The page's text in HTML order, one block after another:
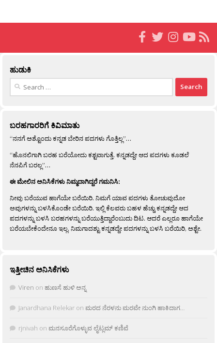
ಹುಡುಕಿ
Search
ಬರಹಗಾರರಿಗೆ ಕಿವಿಮಾತು
“ನನಗೆ ಅಶ್ಟೊಂದು ಕನ್ನಡ ಬೇರಿನ ಪದಗಳು ಗೊತ್ತಿಲ್ಲ”…
“ಹೊನಲಿಗಾಗಿ ಬರಹ ಬರೆಯೋದು ಕಶ್ಟವಾಗುತ್ತೆ. ಕನ್ನಡದ್ದೇ ಆದ ಪದಗಳು ಕೂಡಲೆ
ನೆನಪಿಗೆ ಬರಲ್ಲ”…
ಈ ಮೇಲಿನ ಅನಿಸಿಕೆಗಳು ನಿಮ್ಮದಾಗಿದ್ದರೆ ಗಮನಿಸಿ:
ನೀವು ಬರೆಯುವ ಹಾಗೆಯೇ ಬರೆಯಿರಿ. ನಿಮಗೆ ಯಾವ ಪದಗಳು ತೋಚುವುದೋ
ಅವುಗಳನ್ನು ಬಳಸಿಕೊಂಡೇ ಬರೆಯಿರಿ. ಇಲ್ಲಿ ಕೆಲವರು ಬಹಳ ಹೆಚ್ಚು ಕನ್ನಡದ್ದೇ ಆದ
ಪದಗಳನ್ನು ಬಳಸಿ ಬರಹಗಳನ್ನು ಬರೆಯುತ್ತಿದ್ದಾರೆಂಬುದು ದಿಟ. ಆದರೆ ಎಲ್ಲರೂ ಹಾಗೆಯೇ
ಬರೆಯಬೇಕೆಂದೇನೂ ಇಲ್ಲ. ನಿಮಗಾದಶ್ಟು ಕನ್ನಡದ್ದೇ ಪದಗಳನ್ನು ಬಳಸಿ ಬರೆಯಿರಿ, ಅಶ್ಟೇ.
ಇತ್ತೀಚಿನ ಅನಿಸಿಕೆಗಳು
Viren on ಹುಣಸೆ ಹುಳಿ ಅನ್ನ
Janardhana Relekar on ಮರದ ನೆರಳನು ಮರವೇ ನುಂಗಿ ಹಾಕಿದಾಗ…
rjnivah on ಮನಸೂರೆಗೊಳ್ಳುವ ಲೈಟ್ಲಮ್ ಕಣಿವೆ